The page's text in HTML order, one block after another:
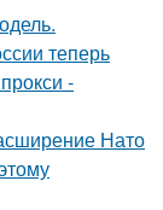
теперь
-
Нато